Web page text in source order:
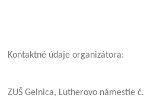
Kontaktné údaje organizátora:
ZUŠ Gelnica, Lutherovo námestie